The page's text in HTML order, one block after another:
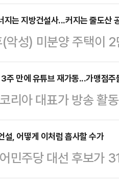
에 나섰다.윤석열
로 열린 대한민국바
구원 상근부원장을
독한 메시…
수'로 보고 여론전에
박자금 출처를 끝까
혜경 여사를 조세포
는 막판 지지층 결집
민의힘은 대선을 사
음담패설 …
지는 지방건설사...커지는 줄도산
악성) 미분양 주택이
다. 정부의 미분양 대
이 한계를 넘어섰다
쳐 부동산 시장이 관
지고 있다.1일 국토
국 악성 미분양 주
후 11년 9개월 만에
주 만에 유튜브 재가동...가맹점주
리아 대표가 방송 활
영상을 공개했다.1
브 채널에는 연속으
등장하는 영상이 업
파스타, 홍콩반점,
설, 어떻게 이처럼 흡사할 수가
민주당 대선 후보가
발언에 대해 ‘부적절